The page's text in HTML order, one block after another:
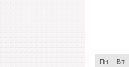
Пн
Вт